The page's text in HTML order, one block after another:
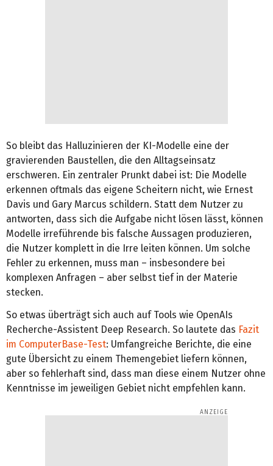
So bleibt das Halluzinieren der KI-Modelle eine der
gravierenden Baustellen, die den Alltagseinsatz
erschweren. Ein zentraler Prunkt dabei ist: Die Modelle
erkennen oftmals das eigene Scheitern nicht, wie Ernest
Davis und Gary Marcus schildern. Statt dem Nutzer zu
antworten, dass sich die Aufgabe nicht lösen lässt, können
Modelle irreführende bis falsche Aussagen produzieren,
die Nutzer komplett in die Irre leiten können. Um solche
Fehler zu erkennen, muss man – insbesondere bei
komplexen Anfragen – aber selbst tief in der Materie
stecken.
So etwas überträgt sich auch auf Tools wie OpenAIs
Recherche-Assistent Deep Research. So lautete das Fazit
im ComputerBase-Test: Umfangreiche Berichte, die eine
gute Übersicht zu einem Themengebiet liefern können,
aber so fehlerhaft sind, dass man diese einem Nutzer ohne
Kenntnisse im jeweiligen Gebiet nicht empfehlen kann.